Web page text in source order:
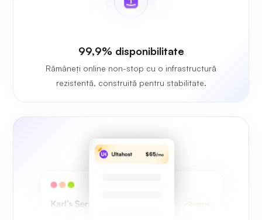
99,9% disponibilitate
Rămâneți online non-stop cu o infrastructură
rezistentă, construită pentru stabilitate.